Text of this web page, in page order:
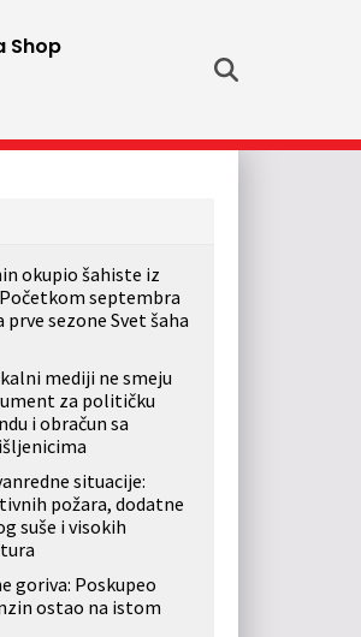
Shop
okupio šahiste iz
septembra
prve sezone Svet šaha
mediji ne smeju
za političku
i obračun sa
situacije:
požara, dodatne
suše i visokih
goriva: Poskupeo
ostao na istom